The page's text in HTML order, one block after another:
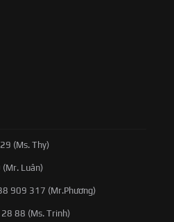
(Ms. Thy)
Luân)
909 317 (Mr.Phương)
88 (Ms. Trinh)